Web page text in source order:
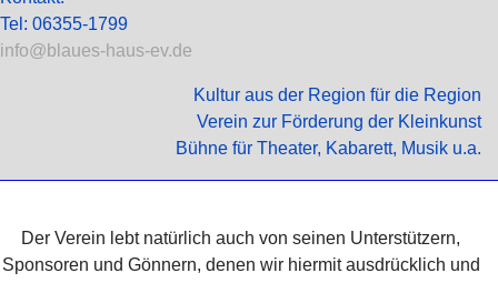
Tel: 06355-1799
info@blaues-haus-ev.de
Kultur aus der Region für die Region
Verein zur Förderung der Kleinkunst
Bühne für Theater, Kabarett, Musik u.a.
Der Verein lebt natürlich auch von seinen Unterstützern,
Sponsoren und Gönnern, denen wir hiermit ausdrücklich und